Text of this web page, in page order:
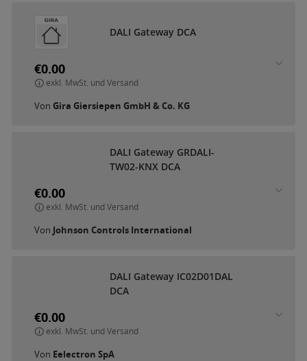
DALI Gateway DCA
€0.00
exkl. MwSt. und Versand
Von Gira Giersiepen GmbH & Co. KG
DALI Gateway GRDALI-
TW02-KNX DCA
€0.00
exkl. MwSt. und Versand
Von Johnson Controls International
DALI Gateway IC02D01DAL
DCA
€0.00
exkl. MwSt. und Versand
Von Eelectron SpA